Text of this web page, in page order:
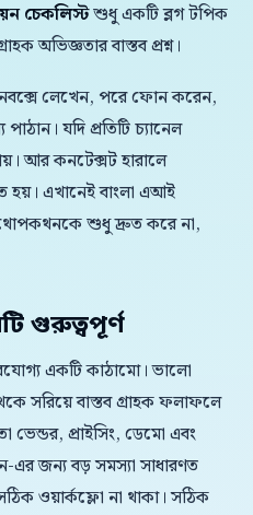
চেকলিস্টশুধু একটি ব্লগ টপিক
অভিজ্ঞতার বাস্তব প্রশ্ন।
লেখেন, পরে ফোন করেন,
যদি প্রতিটি চ্যানেল
আর কনটেক্সট হারালে
এখানেই বাংলা এআই
শুধু দ্রুত করে না,
গুরুত্বপূর্ণ
একটি কাঠামো। ভালো
সরিয়ে বাস্তব গ্রাহক ফলাফলে
ভেন্ডর, প্রাইসিং, ডেমো এবং
এর জন্য বড় সমস্যা সাধারণত
ওয়ার্কফ্লো না থাকা। সঠিক